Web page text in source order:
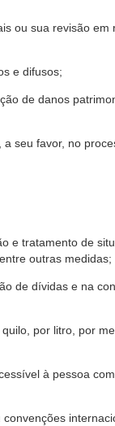
ou sua revisão
e difusos;
de danos
seu favor, no
e tratamento de
outras
de dívidas e
quilo, por litro,
à pessoa